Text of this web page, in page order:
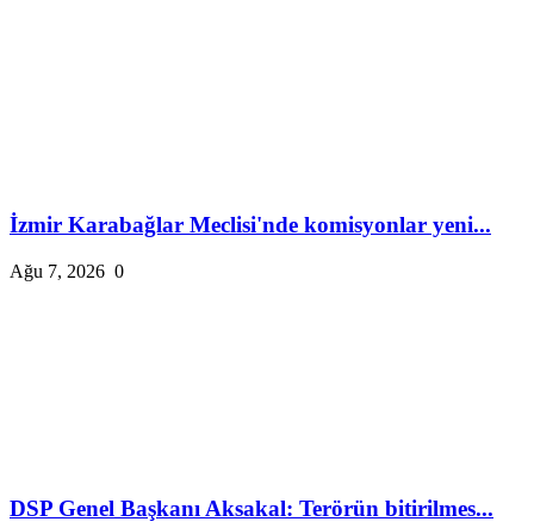
İzmir Karabağlar Meclisi'nde komisyonlar yeni...
Ağu 7, 2026 0
DSP Genel Başkanı Aksakal: Terörün bitirilmes...